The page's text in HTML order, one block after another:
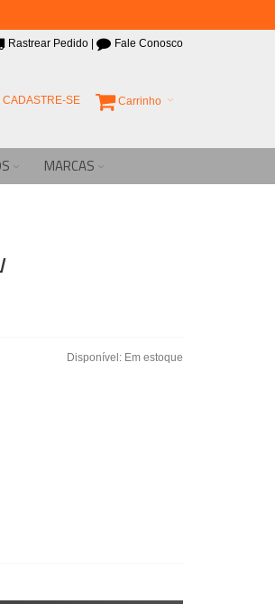
Rastrear Pedido Fale Conosco
Carrinho
CADASTRE-SE
MARCAS
Disponível: Em estoque